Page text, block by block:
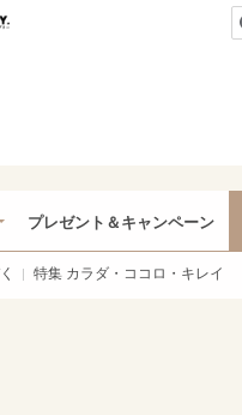
プレゼント＆キャンペーン
特集 カラダ・ココロ・キレイ